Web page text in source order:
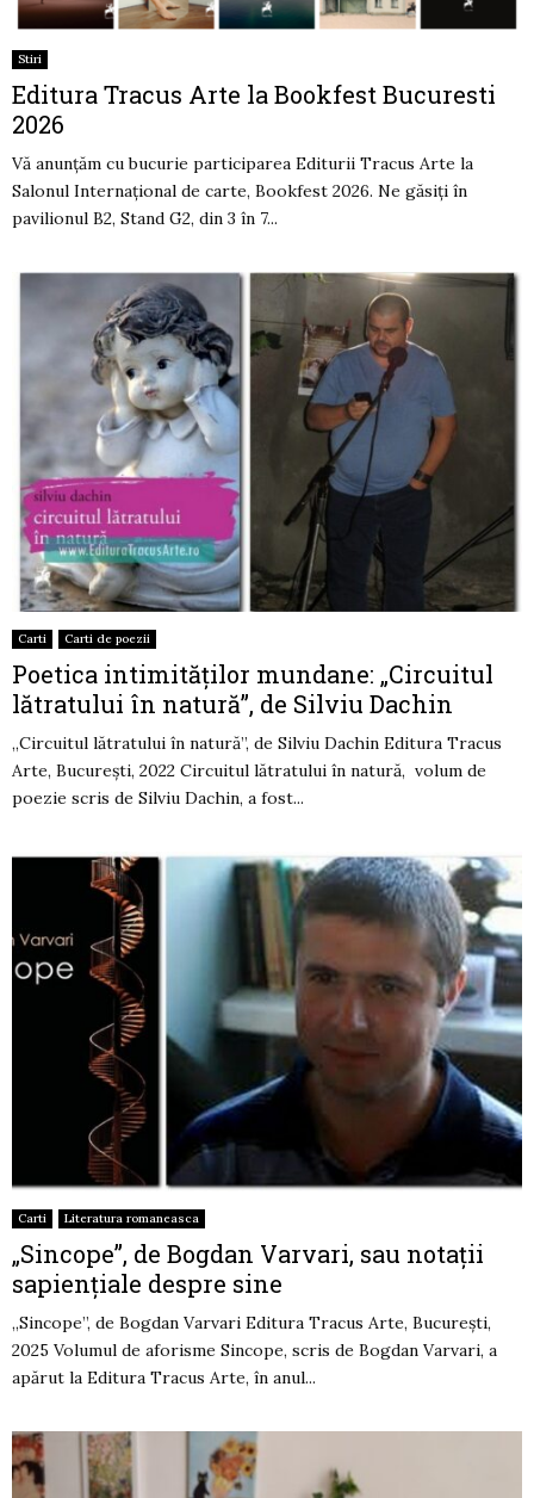
Stiri
Editura Tracus Arte la Bookfest Bucuresti
2026
Vă anunțăm cu bucurie participarea Editurii Tracus Arte la
Salonul Internațional de carte, Bookfest 2026. Ne găsiți în
pavilionul B2, Stand G2, din 3 în 7...
Carti Carti de poezii
Poetica intimităților mundane: „Circuitul
lătratului în natură”, de Silviu Dachin
„Circuitul lătratului în natură”, de Silviu Dachin Editura Tracus
Arte, București, 2022 Circuitul lătratului în natură, volum de
poezie scris de Silviu Dachin, a fost...
Carti Literatura romaneasca
„Sincope”, de Bogdan Varvari, sau notații
sapiențiale despre sine
„Sincope”, de Bogdan Varvari Editura Tracus Arte, București,
2025 Volumul de aforisme Sincope, scris de Bogdan Varvari, a
apărut la Editura Tracus Arte, în anul...